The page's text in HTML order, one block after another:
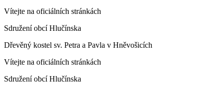
Vítejte na oficiálních stránkách
Sdružení obcí Hlučínska
Dřevěný kostel sv. Petra a Pavla v Hněvošicích
Vítejte na oficiálních stránkách
Sdružení obcí Hlučínska